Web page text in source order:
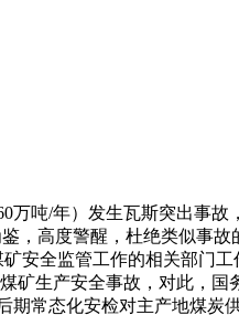
万吨/年）发生瓦斯突出事
，高度警醒，杜绝类似事
安全监管工作的相关部门工
矿生产安全事故，对此，
常态化安检对主产地煤炭